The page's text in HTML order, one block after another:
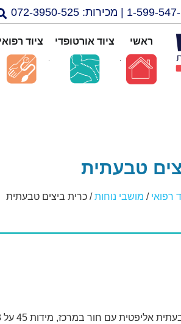
ראשי ציוד אורטופדי ציוד רפואי
טבעתית
רפואי / מושבי נוחות/ כרית ביצים טבעתית